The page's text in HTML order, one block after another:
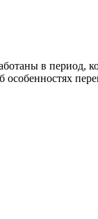
в период,